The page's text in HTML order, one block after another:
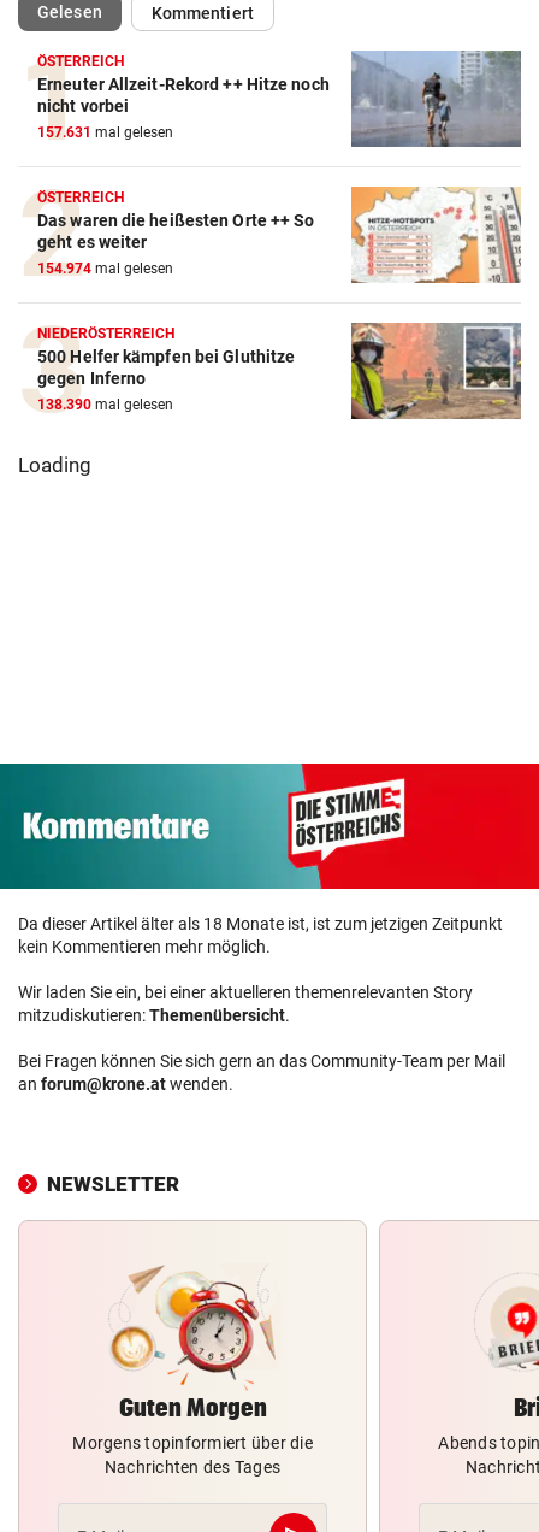
Gelesen(ausgewählt)Kommentiert
ÖSTERREICH
Erneuter Allzeit-Rekord ++ Hitze noch
nicht vorbei
157.631 mal gelesen
ÖSTERREICH
Das waren die heißesten Orte ++ So
geht es weiter
154.974 mal gelesen
NIEDERÖSTERREICH
500 Helfer kämpfen bei Gluthitze
gegen Inferno
138.390 mal gelesen
Loading
Da dieser Artikel älter als 18 Monate ist, ist zum jetzigen Zeitpunkt
kein Kommentieren mehr möglich.
Wir laden Sie ein, bei einer aktuelleren themenrelevanten Story
mitzudiskutieren:Themenübersicht.
Bei Fragen können Sie sich gern an das Community-Team per Mail
an forum@krone.atwenden.
NEWSLETTER
Guten Morgen
Morgens topinformiert über die
Nachrichten des Tages
Abends